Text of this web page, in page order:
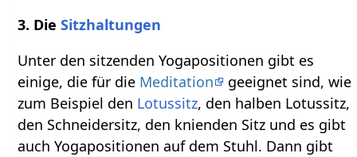
3. DieSitzhaltungen
Unter den sitzenden Yogapositionen gibt es
einige, die für die Meditation
geeignet sind, wie
zum Beispiel den Lotussitz, den halben Lotussitz,
den Schneidersitz, den knienden Sitz und es gibt
auch Yogapositionen auf dem Stuhl. Dann gibt